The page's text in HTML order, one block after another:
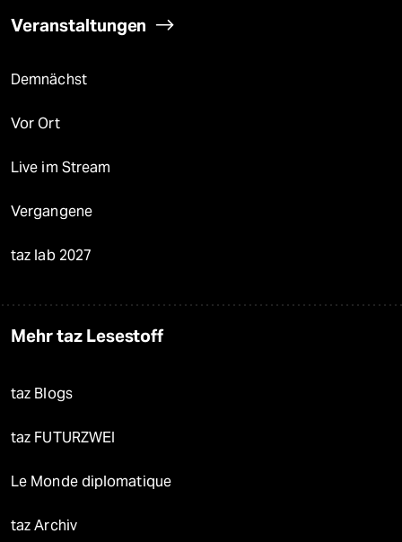
Veranstaltungen
Demnächst
Vor Ort
Live im Stream
Vergangene
taz lab 2027
Mehr taz Lesestoff
taz Blogs
taz FUTURZWEI
Le Monde diplomatique
taz Archiv